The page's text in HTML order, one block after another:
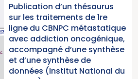
Publication d’un thésaurus
sur les traitements de 1re
ligne du CBNPC métastatique
avec addiction oncogénique,
accompagné d’une synthèse
et d’une synthèse de
données (Institut National du